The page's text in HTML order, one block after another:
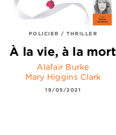
POLICIER / THRILLER
À la vie, à la mort
Alafair Burke
Mary Higgins Clark
19/05/2021